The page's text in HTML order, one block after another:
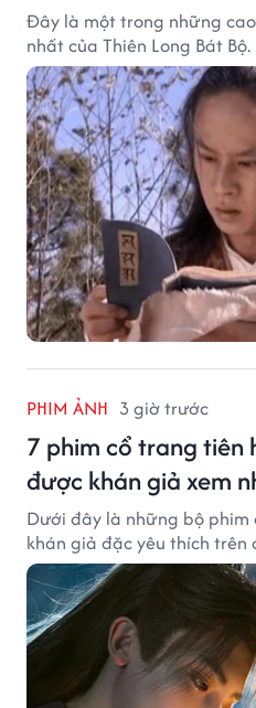
Đây là một trong những
nhất của Thiên Long Bát Bộ.
PHIM ẢNH 3 giờ trước
7 phim cổ trang tiên
được khán giả xem
Dưới đây là những bộ
khán giả đặc yêu thích trên